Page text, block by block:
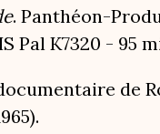
. Panthéon-
Pal K7320 - 95
de